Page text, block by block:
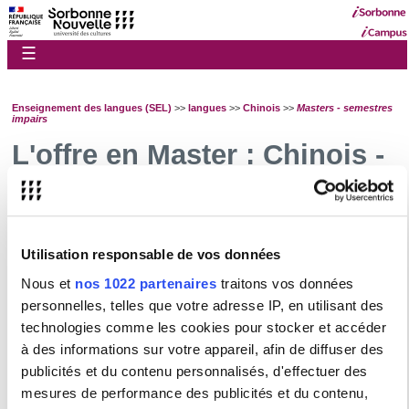
Utilisation responsable de vos données
Nous et nos 1022 partenaires traitons vos données
personnelles, telles que votre adresse IP, en utilisant des
technologies comme les cookies pour stocker et accéder
à des informations sur votre appareil, afin de diffuser des
publicités et du contenu personnalisés, d'effectuer des
mesures de performance des publicités et du contenu,
☰
Présentation des UE de langues pour non spécialistes
Allemand
Anglais
Arabe
Enseignement des langues (SEL) >> langues >> Chinois >> Masters - semestres
impairs
L'offre en Master : Chinois -
Semestres impairs
JYCHB21 : Chinois LANSAD B2